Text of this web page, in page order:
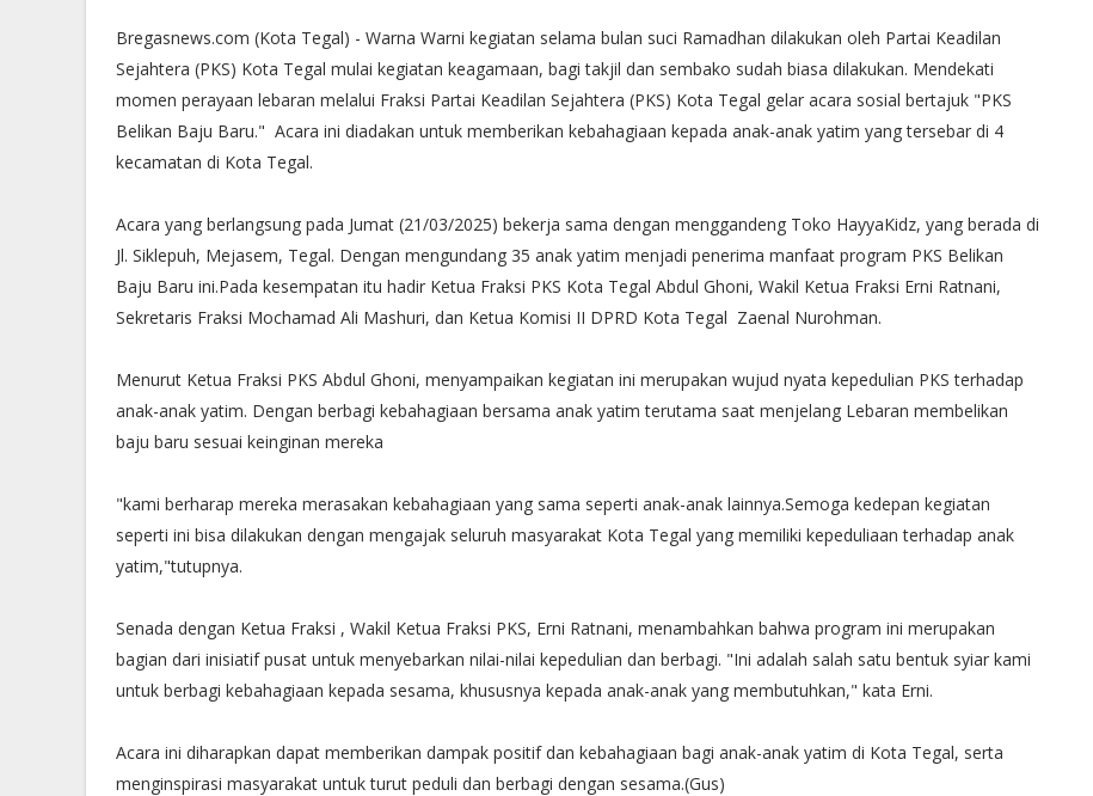
Bregasnews.com (Kota Tegal) - Warna Warni kegiatan selama bulan suci Ramadhan dilakukan oleh Partai Keadilan
Sejahtera (PKS) Kota Tegal mulai kegiatan keagamaan, bagi takjil dan sembako sudah biasa dilakukan. Mendekati
momen perayaan lebaran melalui Fraksi Partai Keadilan Sejahtera (PKS) Kota Tegal gelar acara sosial bertajuk "PKS
Belikan Baju Baru." Acara ini diadakan untuk memberikan kebahagiaan kepada anak-anak yatim yang tersebar di 4
kecamatan di Kota Tegal.
Acara yang berlangsung pada Jumat (21/03/2025) bekerja sama dengan menggandeng Toko HayyaKidz, yang berada di
Jl. Siklepuh, Mejasem, Tegal. Dengan mengundang 35 anak yatim menjadi penerima manfaat program PKS Belikan
Baju Baru ini.Pada kesempatan itu hadir Ketua Fraksi PKS Kota Tegal Abdul Ghoni, Wakil Ketua Fraksi Erni Ratnani,
Sekretaris Fraksi Mochamad Ali Mashuri, dan Ketua Komisi II DPRD Kota Tegal Zaenal Nurohman.
Menurut Ketua Fraksi PKS Abdul Ghoni, menyampaikan kegiatan ini merupakan wujud nyata kepedulian PKS terhadap
anak-anak yatim. Dengan berbagi kebahagiaan bersama anak yatim terutama saat menjelang Lebaran membelikan
baju baru sesuai keinginan mereka
"kami berharap mereka merasakan kebahagiaan yang sama seperti anak-anak lainnya.Semoga kedepan kegiatan
seperti ini bisa dilakukan dengan mengajak seluruh masyarakat Kota Tegal yang memiliki kepeduliaan terhadap anak
yatim,"tutupnya.
Senada dengan Ketua Fraksi , Wakil Ketua Fraksi PKS, Erni Ratnani, menambahkan bahwa program ini merupakan
bagian dari inisiatif pusat untuk menyebarkan nilai-nilai kepedulian dan berbagi. "Ini adalah salah satu bentuk syiar kami
untuk berbagi kebahagiaan kepada sesama, khususnya kepada anak-anak yang membutuhkan," kata Erni.
Acara ini diharapkan dapat memberikan dampak positif dan kebahagiaan bagi anak-anak yatim di Kota Tegal, serta
menginspirasi masyarakat untuk turut peduli dan berbagi dengan sesama.(Gus)